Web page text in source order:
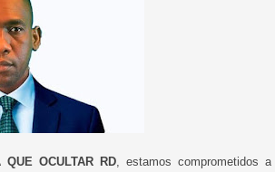
QUE OCULTAR RD, estamos comprometidos a